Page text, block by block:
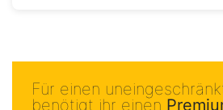
Für einen
benötigt ihr einen